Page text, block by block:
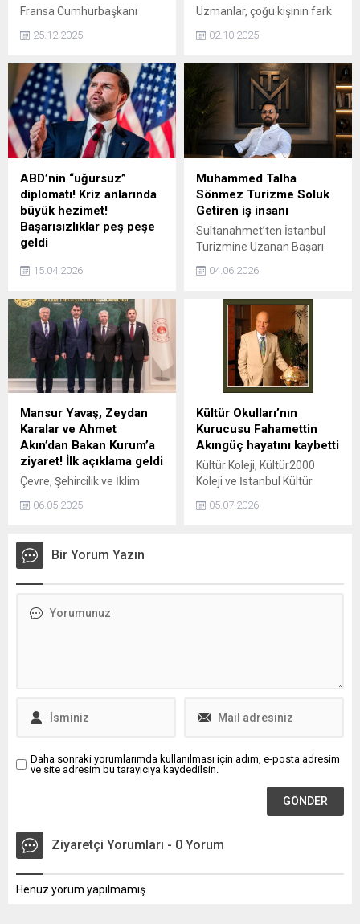
Fransa Cumhurbaşkanı
yönetiminin eski AB
Breton ve diğer 4 Avrupalı
isme yönelik vize kısıtlama
kararını kınadı.
25.12.2025
Uzmanlar, çoğu kişinin fark
gibi görünen bir kombi
sonuçlar doğurabileceği
konusunda uyarıyor. Bu
küçük ihmal, hem yüksek
doğalgaz faturalarına hem
de ilerleyen dönemde
binlerce liralık onarım
masraflarına neden
olabiliyor.
02.10.2025
ABD’nin “uğursuz”
diplomatı! Kriz anlarında
büyük hezimet!
Başarısızlıklar peş peşe
geldi
Vance diplomatik
başarısızlıkları ABD'de
uğursuzluk olarak
nitelendirildi.
Macaristan'daki seçimlerde
Orban'ı desteklemesiyle
hezimet yaşarken
İslamabad'daki
müzakerelerde de başarısız
oldu.
15.04.2026
Muhammed Talha
Sönmez Turizme Soluk
Getiren iş insanı
Sultanahmet’ten İstanbul
Turizmine Uzanan Başarı
Sönmez İstanbul’un tarihi
Ağustos ayında dünyaya
gelen Muhammed Talha
Sönmez, turizm sektöründe
adım adım yükselen başarı
hikâyesiyle dikkat çekiyor.
Aslen Vanlı bir ailenin
çocuğu olan Sönmez,
kendisini her zaman
İstanbullu olarak tanımlıyor.
Dört çocuklu bir ailede
büyüyen genç...
04.06.2026
Mansur Yavaş, Zeydan
Karalar ve Ahmet
Akın’dan Bakan Kurum’a
ziyaret! İlk açıklama geldi
Çevre, Şehircilik ve İklim
Kurum, CHP'li başkanlar
Karalar ve Ahmet Akın ile
görüştü. Bakan Kurum, iş
06.05.2025
Kültür Okulları’nın
Kurucusu Fahamettin
Akıngüç hayatını kaybetti
Kültür Koleji, Kültür2000
Koleji ve İstanbul Kültür
Mütevelli Heyeti Onursal
05.07.2026
Bir Yorum Yazın
Daha sonraki yorumlarımda kullanılması için adım, e-posta adresim
ve site adresim bu tarayıcıya kaydedilsin.
Ziyaretçi Yorumları - 0 Yorum
Henüz yorum yapılmamış.